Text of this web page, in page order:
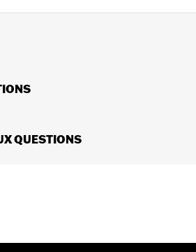
d’installation
en flèche
QUESTIONS